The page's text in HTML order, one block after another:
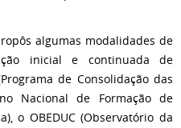
algumas modalidades de
inicial e continuada de
de Consolidação das
Nacional de Formação de
o OBEDUC (Observatório da